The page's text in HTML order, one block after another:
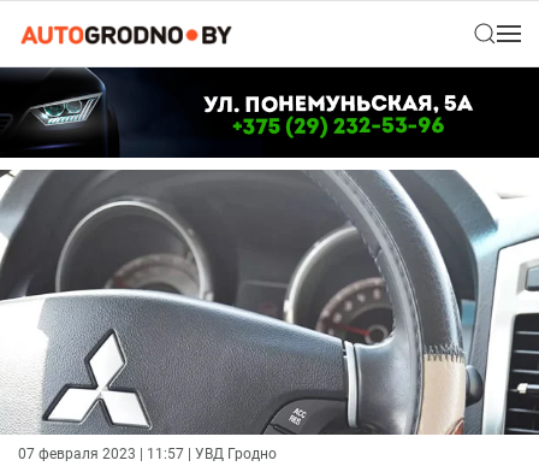
07 февраля 2023 | 11:57 | УВД Гродно